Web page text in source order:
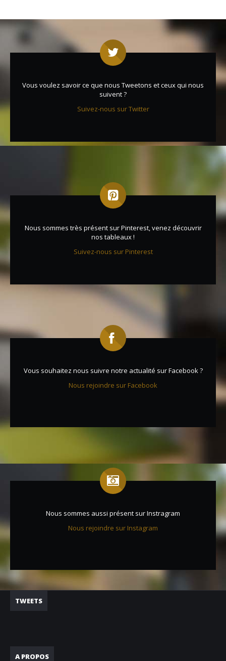
Vous voulez savoir ce que nous Tweetons et ceux qui nous
suivent ?
Suivez-nous sur Twitter
Nous sommes très présent sur Pinterest, venez découvrir
nos tableaux !
Suivez-nous sur Pinterest
Vous souhaitez nous suivre notre actualité sur Facebook ?
Nous rejoindre sur Facebook
Nous sommes aussi présent sur Instragram
Nous rejoindre sur Instagram
TWEETS
A PROPOS